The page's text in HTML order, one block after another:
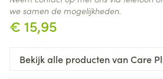
€ 15,95
we samen de mogelijkheden.
Bekijk alle producten van Care